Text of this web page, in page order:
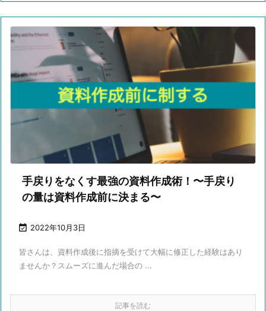
手戻りをなくす最強の資料作成術！〜手戻り
の量は資料作成前に決まる〜
 2022年10月3日
皆さんは、資料作成後に指摘を受けて大幅に修正した経験はあり
ませんか？スムーズに進んだ場合の ...
記事を読む